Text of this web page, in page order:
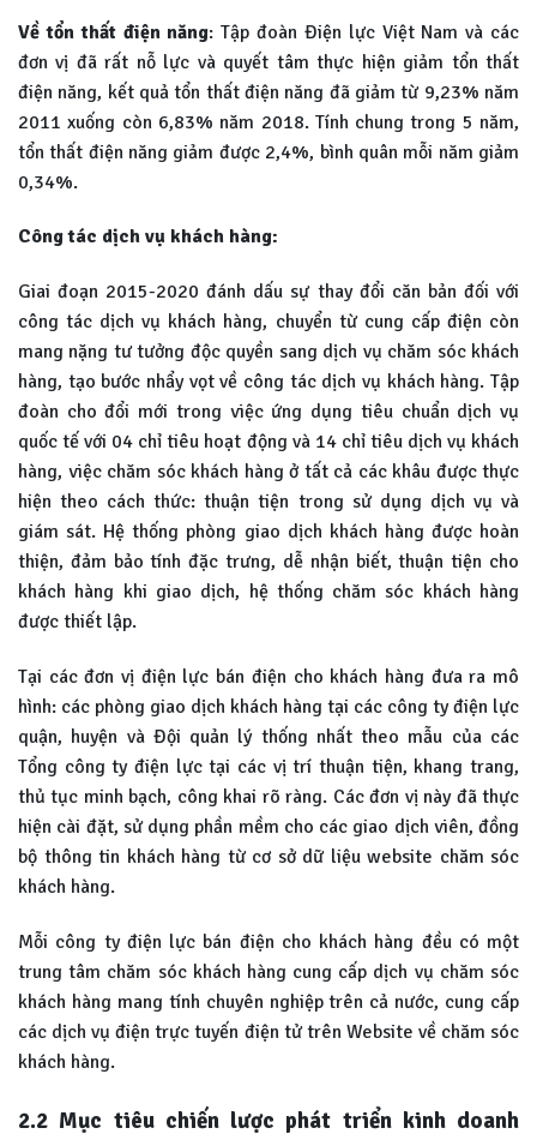
Về tổn thất điện năng: Tập đoàn Điện lực Việt Nam và các
đơn vị đã rất nỗ lực và quyết tâm thực hiện giảm tổn thất
điện năng, kết quả tổn thất điện năng đã giảm từ 9,23% năm
2011 xuống còn 6,83% năm 2018. Tính chung trong 5 năm,
tổn thất điện năng giảm được 2,4%, bình quân mỗi năm giảm
0,34%.
Công tác dịch vụ khách hàng:
Giai đoạn 2015-2020 đánh dấu sự thay đổi căn bản đối với
công tác dịch vụ khách hàng, chuyển từ cung cấp điện còn
mang nặng tư tưởng độc quyền sang dịch vụ chăm sóc khách
hàng, tạo bước nhẩy vọt về công tác dịch vụ khách hàng. Tập
đoàn cho đổi mới trong việc ứng dụng tiêu chuẩn dịch vụ
quốc tế với 04 chỉ tiêu hoạt động và 14 chỉ tiêu dịch vụ khách
hàng, việc chăm sóc khách hàng ở tất cả các khâu được thực
hiện theo cách thức: thuận tiện trong sử dụng dịch vụ và
giám sát. Hệ thống phòng giao dịch khách hàng được hoàn
thiện, đảm bảo tính đặc trưng, dễ nhận biết, thuận tiện cho
khách hàng khi giao dịch, hệ thống chăm sóc khách hàng
được thiết lập.
Tại các đơn vị điện lực bán điện cho khách hàng đưa ra mô
hình: các phòng giao dịch khách hàng tại các công ty điện lực
quận, huyện và Đội quản lý thống nhất theo mẫu của các
Tổng công ty điện lực tại các vị trí thuận tiện, khang trang,
thủ tục minh bạch, công khai rõ ràng. Các đơn vị này đã thực
hiện cài đặt, sử dụng phần mềm cho các giao dịch viên, đồng
bộ thông tin khách hàng từ cơ sở dữ liệu website chăm sóc
khách hàng.
Mỗi công ty điện lực bán điện cho khách hàng đều có một
trung tâm chăm sóc khách hàng cung cấp dịch vụ chăm sóc
khách hàng mang tính chuyên nghiệp trên cả nước, cung cấp
các dịch vụ điện trực tuyến điện tử trên Website về chăm sóc
khách hàng.
2.2 Mục tiêu chiến lược phát triển kinh doanh